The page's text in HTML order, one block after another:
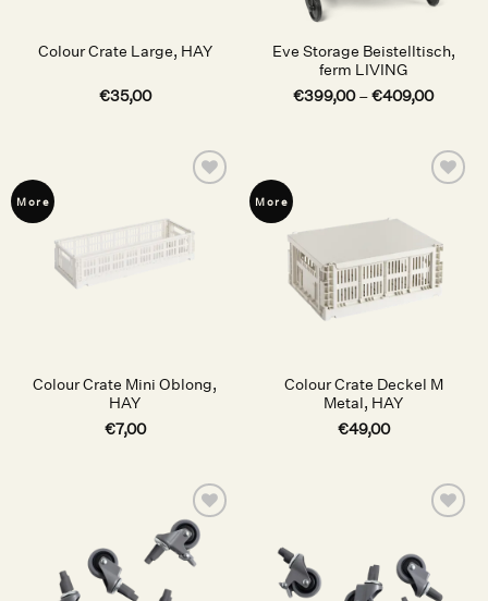
Colour Crate Large, HAY
€35,00
Eve Storage Beistelltisch,
ferm LIVING
€399,00–€409,00
More
Wunschliste
Colour Crate Mini Oblong,
HAY
€7,00
More
Wunschliste
Colour Crate Deckel M
Metal, HAY
€49,00
Auf die
Wunschliste